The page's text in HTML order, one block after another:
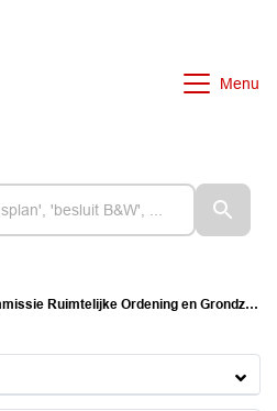
Menu
Ruimtelijke Ordening en Grondzaken